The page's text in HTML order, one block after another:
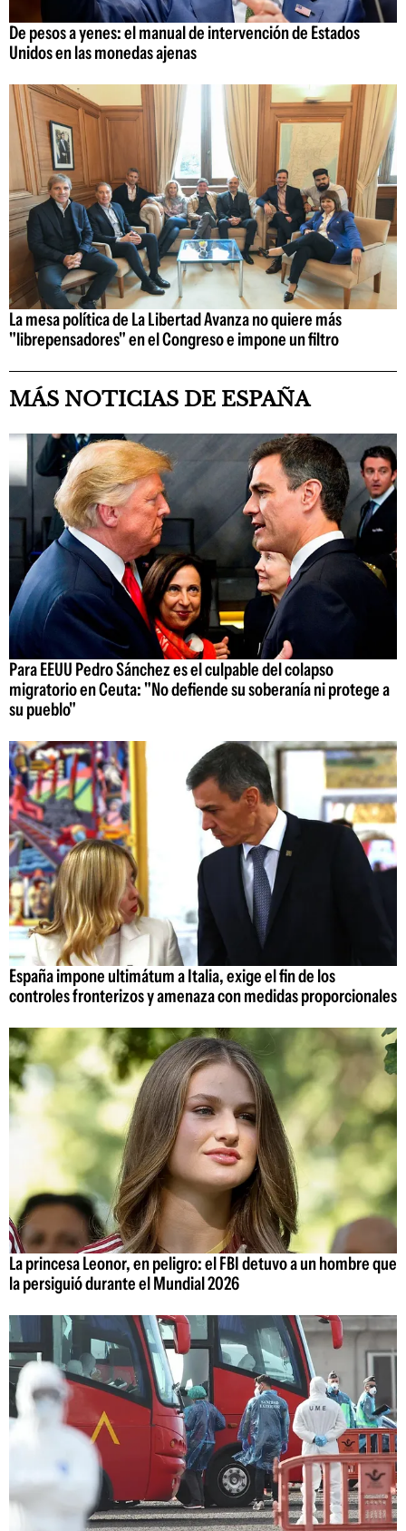
De pesos a yenes: el manual de intervención de Estados
Unidos en las monedas ajenas
La mesa política de La Libertad Avanza no quiere más
"librepensadores" en el Congreso e impone un filtro
MÁS NOTICIAS DE ESPAÑA
Para EEUU Pedro Sánchez es el culpable del colapso
migratorio en Ceuta: "No defiende su soberanía ni protege a
su pueblo"
España impone ultimátum a Italia, exige el fin de los
controles fronterizos y amenaza con medidas proporcionales
La princesa Leonor, en peligro: el FBI detuvo a un hombre que
la persiguió durante el Mundial 2026